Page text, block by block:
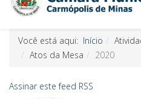
Você está aqui: Início
Atos da Mesa
2020
Assinar este feed RSS